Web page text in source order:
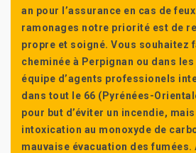
an pour l’assurance en cas de
ramonages notre priorité est de
propre et soigné. Vous souhaitez
cheminée à Perpignan ou dans
équipe d’agents professionels
dans tout le 66 (Pyrénées-
pour but d’éviter un incendie,
intoxication au monoxyde de
mauvaise évacuation des